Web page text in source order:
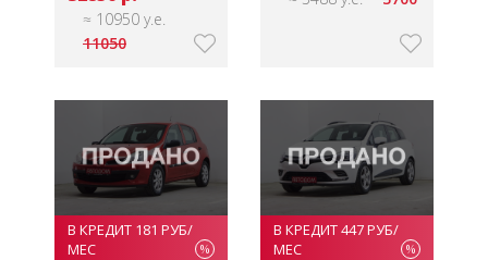
≈ 10950 у.е.
11050
В КРЕДИТ 181 РУБ/
МЕС
%
В КРЕДИТ 447 РУБ/
МЕС
%